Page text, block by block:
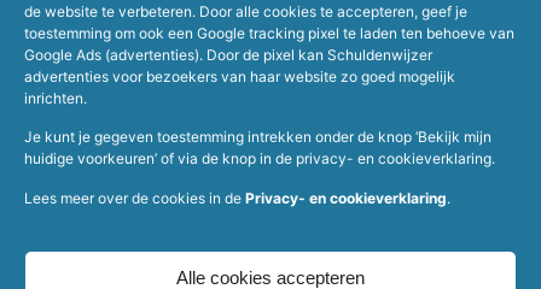
de website te verbeteren. Door alle cookies te accepteren, geef je
toestemming om ook een Google tracking pixel te laden ten behoeve van
Google Ads (advertenties). Door de pixel kan Schuldenwijzer
advertenties voor bezoekers van haar website zo goed mogelijk
inrichten.
Je kunt je gegeven toestemming intrekken onder de knop ‘Bekijk mijn
huidige voorkeuren’ of via de knop in de privacy- en cookieverklaring.
Lees meer over de cookies in de Privacy- en cookieverklaring.
Alle cookies accepteren
Home
Over Schuldenwijzer
Contact
Werkgevers
schuldenwijzer.nlenmijn.schuldenwijzer.nl zijn de enige officiële websites
(SNG, KVK: 41187399).